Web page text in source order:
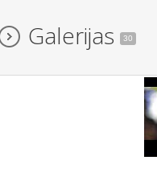
Galerijas 30